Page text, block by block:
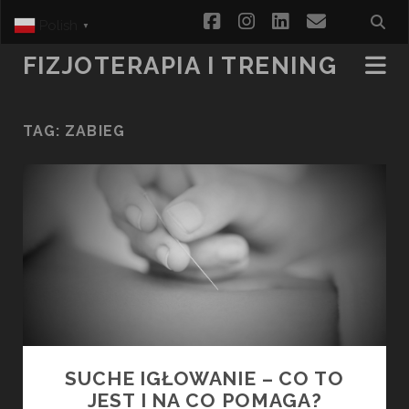
facebookinstagram
linkedinemail
FIZJOTERAPIA I TRENING
TAG: ZABIEG
SUCHE IGŁOWANIE – CO TO
JEST I NA CO POMAGA?
▼